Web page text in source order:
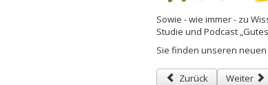
Sowie - wie immer - zu
Studie und Podcast
Sie finden unseren
Vorheriger Beitrag: Kita
Zurück Nächster
Weiter